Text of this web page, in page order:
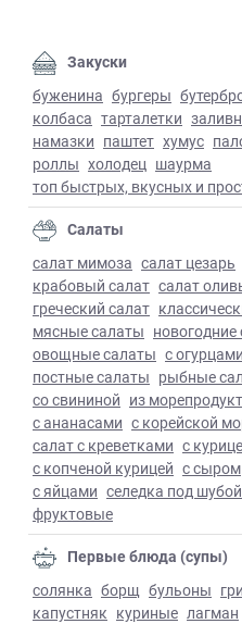
грибов - фото
Закуски
буженина бургеры
колбаса тарталетки
намазки паштет хумус
роллы холодец шаурма
топ быстрых, вкусных и
Салаты
салат мимоза салат цезарь
крабовый салат салат
греческий салат
мясные салаты
овощные салаты с огурцами
постные салаты рыбные
со свининой из
с ананасами с корейской
салат с креветками с
с копченой курицей с сыром
с яйцами селедка под шубой
фруктовые
Первые блюда (супы)
солянка борщ бульоны
капустняк куриные лагман